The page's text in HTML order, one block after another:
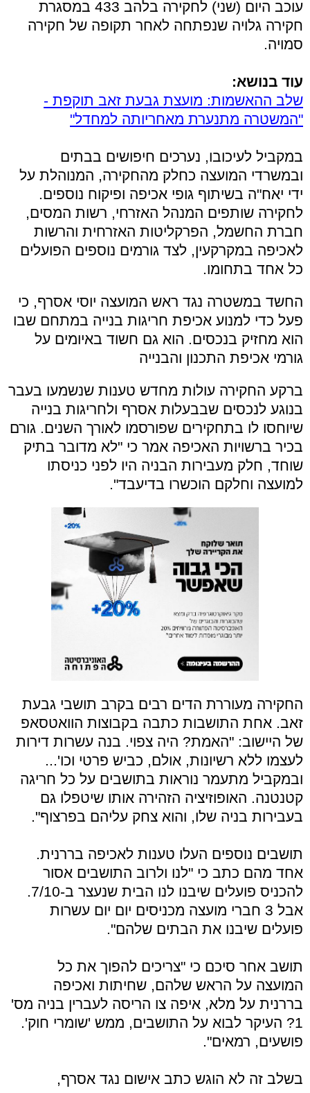
עוכב היום (שני) לחקירה בלהב 433 במסגרת
חקירה גלויה שנפתחה לאחר תקופה של חקירה
סמויה.
עוד בנושא:
שלב ההאשמות: מועצת גבעת זאב תוקפת -
"המשטרה מתנערת מאחריותה למחדל"
במקביל לעיכובו, נערכים חיפושים בבתים
ובמשרדי המועצה כחלק מהחקירה, המנוהלת על
ידי יאח"ה בשיתוף גופי אכיפה ופיקוח נוספים.
לחקירה שותפים המנהל האזרחי, רשות המסים,
חברת החשמל, הפרקליטות האזרחית והרשות
לאכיפה במקרקעין, לצד גורמים נוספים הפועלים
כל אחד בתחומו.
החשד במשטרה נגד ראש המועצה יוסי אסרף, כי
פעל כדי למנוע אכיפת חריגות בנייה במתחם שבו
הוא מחזיק בנכסים. ‏הוא גם חשוד באיומים על
גורמי אכיפת התכנון והבנייה
ברקע החקירה עולות מחדש טענות שנשמעו בעבר
בנוגע לנכסים שבבעלות אסרף ולחריגות בנייה
שיוחסו לו בתחקירים שפורסמו לאורך השנים. גורם
בכיר ברשויות האכיפה אמר כי "לא מדובר בתיק
שוחד, חלק מעבירות הבניה היו לפני כניסתו
למועצה וחלקם הוכשרו בדיעבד".
החקירה מעוררת הדים רבים בקרב תושבי גבעת
זאב. אחת התושבות כתבה בקבוצות הוואטסאפ
של היישוב: "האמת? היה צפוי. בנה עשרות דירות
לעצמו ללא רשיונות, אולם, כביש פרטי וכו'...
ובמקביל מתעמר נוראות בתושבים על כל חריגה
קטנטנה. האופוזיציה הזהירה אותו שיטפלו גם
בעבירות בניה שלו, והוא צחק עליהם בפרצוף".
תושבים נוספים העלו טענות לאכיפה בררנית.
אחד מהם כתב כי "לנו ולרוב התושבים אסור
להכניס פועלים שיבנו לנו הבית שנעצר ב-7/10.
אבל 3 חברי מועצה מכניסים יום יום עשרות
פועלים שיבנו את הבתים שלהם".
תושב אחר סיכם כי "צריכים להפוך את כל
המועצה על הראש שלהם, שחיתות ואכיפה
בררנית על מלא, איפה צו הריסה לעברין בניה מס'
1? העיקר לבוא על התושבים, ממש 'שומרי חוק'.
פושעים, רמאים".
בשלב זה לא הוגש כתב אישום נגד אסרף,